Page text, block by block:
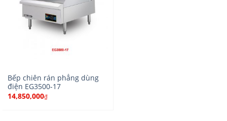
Bếp chiên rán phẳng dùng
điện EG3500-17
14,850,000₫